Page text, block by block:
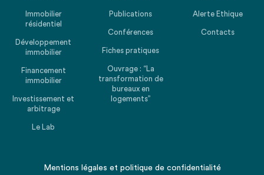
Immobilier
résidentiel
Développement
immobilier
Financement
immobilier
Investissement et
arbitrage
Le Lab
Publications
Conférences
Fiches pratiques
Ouvrage : “La
transformation de
bureaux en
logements”
Alerte Ethique
Contacts
Mentions légales et politique de confidentialité